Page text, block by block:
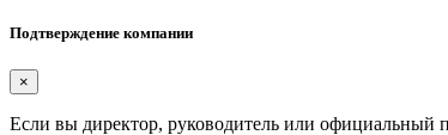
Подтверждение компании
×
Если вы директор, руководитель или официальный